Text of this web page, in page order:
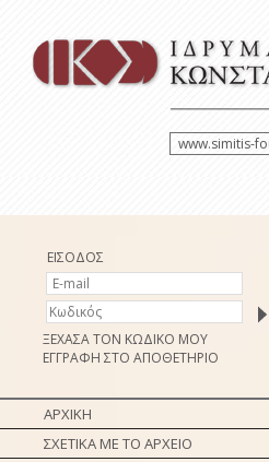
www.simitis-
ΕΙΣΟΔΟΣ
ΞΕΧΑΣΑ ΤΟΝ ΚΩΔΙΚΟ ΜΟΥ
ΕΓΓΡΑΦΗ ΣΤΟ ΑΠΟΘΕΤΗΡΙΟ
ΑΡΧΙΚΗ
ΣΧΕΤΙΚΑ ΜΕ ΤΟ ΑΡΧΕΙΟ